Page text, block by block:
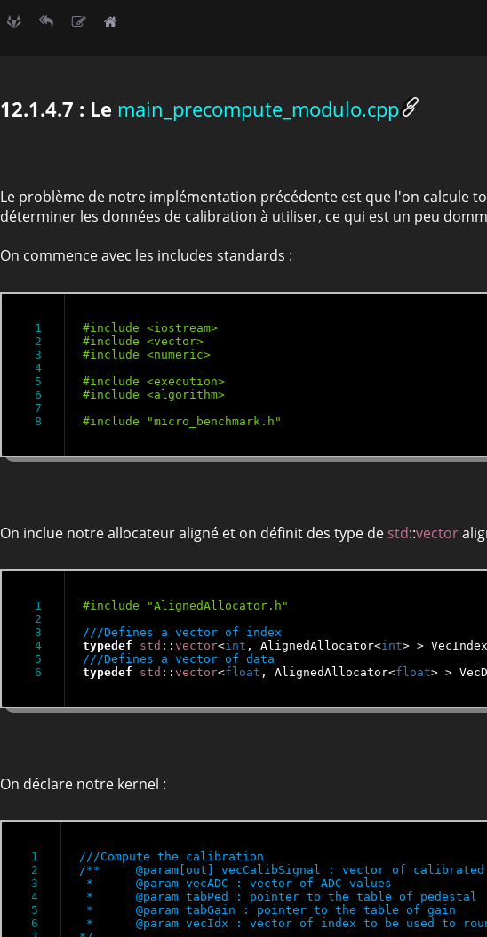
12.1.4.7 : Le main_precompute_modulo.cpp
Le problème de notre implémentation précédente est que l'on calcule
déterminer les données de calibration à utiliser, ce qui est un peu
On commence avec les includes standards :
1
2
3
4
5
6
7
On inclue notre allocateur aligné et on définit des type de std::vector
1
2
3
4
5
typedef
std :: vector<int , AlignedAllocator<int
typedef
std :: vector<float , AlignedAllocator<float> >
On déclare notre kernel :
1
2
3
4
5
6
/**	@param[out] vecCalibSignal : vector of calibrated signal
* 	@param vecADC : vector of ADC values
* 	@param tabPed : pointer to the table of pedestal
* 	@param tabGain : pointer to the table of gain
* 	@param vecIdx : vector of index to be used to round robin over the pixel